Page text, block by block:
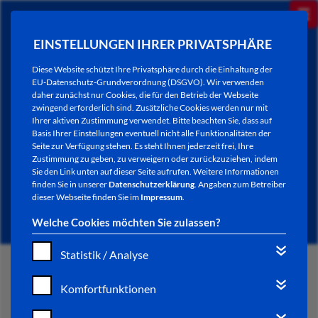
EINSTELLUNGEN IHRER PRIVATSPHÄRE
Diese Website schützt Ihre Privatsphäre durch die Einhaltung der
EU-Datenschutz-Grundverordnung (DSGVO). Wir verwenden
daher zunächst nur Cookies, die für den Betrieb der Webseite
zwingend erforderlich sind. Zusätzliche Cookies werden nur mit
Ihrer aktiven Zustimmung verwendet. Bitte beachten Sie, dass auf
Basis Ihrer Einstellungen eventuell nicht alle Funktionalitäten der
Seite zur Verfügung stehen. Es steht Ihnen jederzeit frei, Ihre
Zustimmung zu geben, zu verweigern oder zurückzuziehen, indem
Sie den Link unten auf dieser Seite aufrufen. Weitere Informationen
finden Sie in unsererDatenschutzerklärung. Angaben zum Betreiber
dieser Webseite finden Sie im Impressum.
Welche Cookies möchten Sie zulassen?
Statistik / Analyse
Komfortfunktionen
NEWSLETTER / CITY LETTER
START